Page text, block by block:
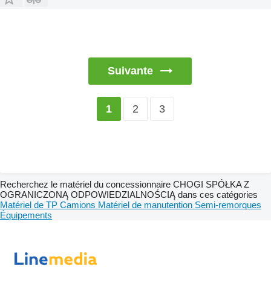
Suivante
1 2 3
Recherchez le matériel du concessionnaire CHOGI SPÓŁKA Z
OGRANICZONĄ ODPOWIEDZIALNOŚCIĄ dans ces catégories
Matériel de TP Camions Matériel de manutention Semi-remorques
Équipements